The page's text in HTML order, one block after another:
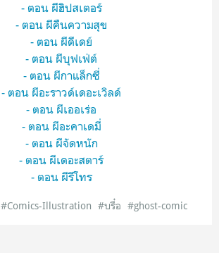
- ตอน ผีฮิปสเตอร์
- ตอน ผีคืนความสุข
- ตอน ผีดีเดย์
- ตอน ผีบุฟเฟ่ต์
- ตอน ผีกาแล็กซี่
- ตอน ผีอะราวด์เดอะเวิลด์
- ตอน ผีเออเร่อ
- ตอน ผีอะคาเดมี่
- ตอน ผีจัดหนัก
- ตอน ผีเดอะสตาร์
- ตอน ผีรีโทร
#Comics-Illustration #บรื๋อ #ghost-comic